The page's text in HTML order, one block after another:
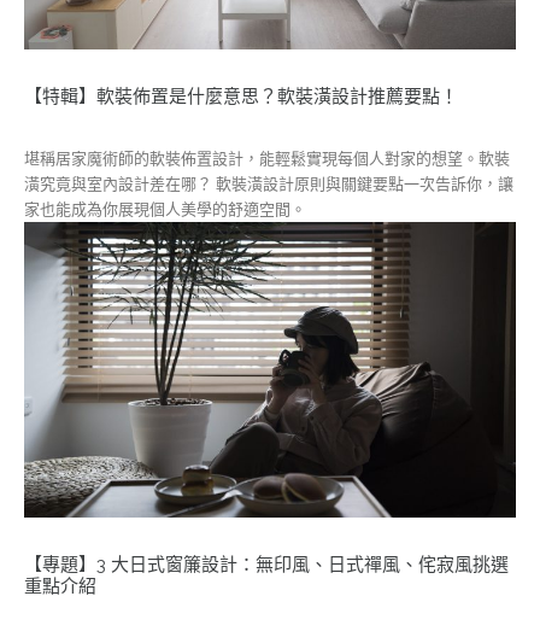
【特輯】軟裝佈置是什麼意思？軟裝潢設計推薦要點！
堪稱居家魔術師的軟裝佈置設計，能輕鬆實現每個人對家的想望。軟裝
潢究竟與室內設計差在哪？ 軟裝潢設計原則與關鍵要點一次告訴你，讓
家也能成為你展現個人美學的舒適空間。
【專題】3 大日式窗簾設計：無印風、日式禪風、侘寂風挑選
重點介紹